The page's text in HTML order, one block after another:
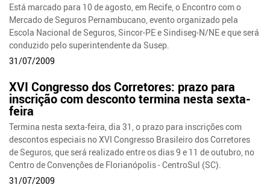
Está marcado para 10 de agosto, em Recife, o Encontro com o
Mercado de Seguros Pernambucano, evento organizado pela
Escola Nacional de Seguros, Sincor-PE e Sindiseg-N/NE e que será
conduzido pelo superintendente da Susep.
31/07/2009
XVI Congresso dos Corretores: prazo para
inscrição com desconto termina nesta sexta-
feira
Termina nesta sexta-feira, dia 31, o prazo para inscrições com
descontos especiais no XVI Congresso Brasileiro dos Corretores
de Seguros, que será realizado entre os dias 9 e 11 de outubro, no
Centro de Convenções de Florianópolis - CentroSul (SC).
31/07/2009